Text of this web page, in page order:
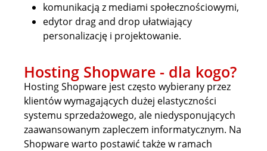
komunikacją z mediami społecznościowymi,
edytor drag and drop ułatwiający
personalizację i projektowanie.
Hosting Shopware - dla kogo?
Hosting Shopware jest często wybierany przez
klientów wymagających dużej elastyczności
systemu sprzedażowego, ale niedysponujących
zaawansowanym zapleczem informatycznym. Na
Shopware warto postawić także w ramach